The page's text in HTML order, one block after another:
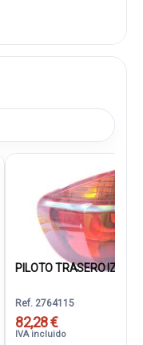
PILOTO TRASERO
Ref. 2764115
82,28 €
IVA incluido